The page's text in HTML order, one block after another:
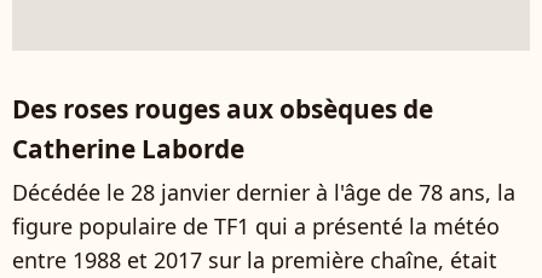
Des roses rouges aux obsèques de
Catherine Laborde
Décédée le 28 janvier dernier à l'âge de 78 ans, la
figure populaire de TF1 qui a présenté la météo
entre 1988 et 2017 sur la première chaîne, était